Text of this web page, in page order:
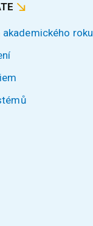
roku